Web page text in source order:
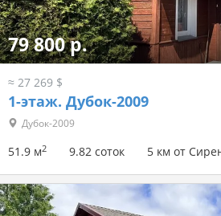
79 800 р.
≈ 27 269 $
1-этаж. Дубок-2009
Дубок-2009
51.9 м2 9.82 соток 5 км от